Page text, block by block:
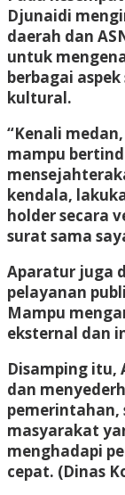
Djunaidi
daerah dan
untuk
berbagai
kultural.
“Kenali
mampu
kendala,
holder secara
surat sama
Aparatur juga
pelayanan
Mampu
eksternal dan
Disamping itu,
dan
pemerintahan,
masyarakat
menghadapi
cepat. (Dinas